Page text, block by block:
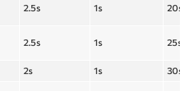
2.5s 1s 20s
2.5s 1s 25s
2s 1s
30s